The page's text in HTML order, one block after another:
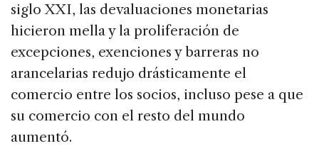
siglo XXI, las devaluaciones monetarias
hicieron mella y la proliferación de
excepciones, exenciones y barreras no
arancelarias redujo drásticamente el
comercio entre los socios, incluso pese a que
su comercio con el resto del mundo
aumentó.